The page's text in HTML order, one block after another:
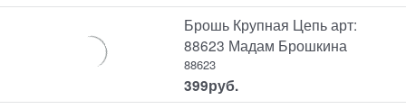
Брошь Крупная Цепь арт:
88623 Мадам Брошкина
88623
399руб.